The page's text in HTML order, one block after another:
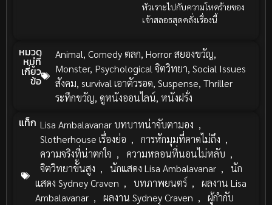
หัวเราะไปกับความโหดร้ายของ
เจ้าสลอธสุดคลั่งเรื่องนี้
หมวด
หมู่ที่
เกี่ยว
ข้อ
Animal, Comedy ตลก, Horror สยองขวัญ,
Monster, Psychological จิตวิทยา, Social Issues
สังคม, survival เอาตัวรอด, Suspense, Thriller
ระทึกขวัญ, ดูหนังออนไลน์, หนังฝรั่ง
แท็ก Lisa Ambalavanar บทบาทน่าจับตามอง ,
Slotherhouse เรื่องย่อ , การหักมุมที่คาดไม่ถึง ,
ความจริงที่น่าตกใจ , ความหลอนที่นอนไม่หลับ ,
จิตวิทยาขั้นสูง , นักแสดง Lisa Ambalavanar ,
นัก
แสดง Sydney Craven , บทภาพยนตร์ ,
ผลงาน Lisa
Ambalavanar , ผลงาน Sydney Craven ,
ผู้กำกับ